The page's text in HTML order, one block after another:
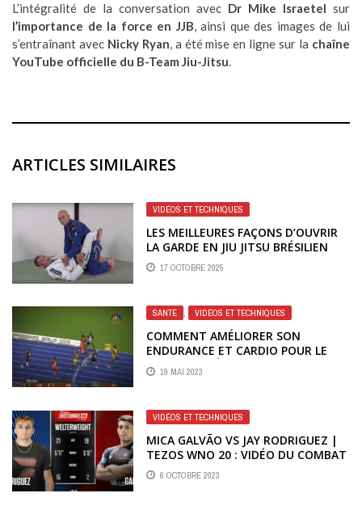
L’intégralité de la conversation avec Dr Mike Israetel sur
l’importance de la force en JJB, ainsi que des images de lui
s’entraînant avec Nicky Ryan, a été mise en ligne sur la chaîne
YouTube officielle du B-Team Jiu-Jitsu.
ARTICLES SIMILAIRES
VIDÉOS ET TECHNIQUES
LES MEILLEURES FAÇONS D’OUVRIR
LA GARDE EN JIU JITSU BRÉSILIEN
17 OCTOBRE 2025
SANTÉ , VIDÉOS ET TECHNIQUES
COMMENT AMÉLIORER SON
ENDURANCE ET CARDIO POUR LE
JIU-JITSU BRÉSILIEN ET GRAPPLING
19 MAI 2023
VIDÉOS ET TECHNIQUES
MICA GALVÃO VS JAY RODRIGUEZ |
TEZOS WNO 20 : VIDÉO DU COMBAT
6 OCTOBRE 2023